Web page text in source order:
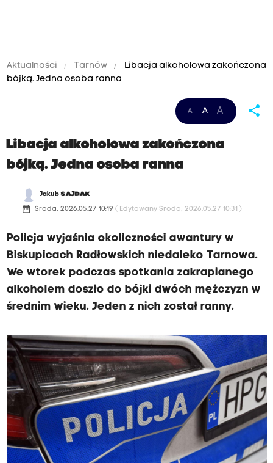
Aktualności Tarnów
Libacja alkoholowa zakończona
bójką. Jedna osoba ranna
A A A share
Libacja alkoholowa zakończona
bójką. Jedna osoba ranna
JakubSAJDAK
date_range Środa, 2026.05.27 10:19 ( Edytowany Środa, 2026.05.27 10:31 )
Policja wyjaśnia okoliczności awantury w
Biskupicach Radłowskich niedaleko Tarnowa.
We wtorek podczas spotkania zakrapianego
alkoholem doszło do bójki dwóch mężczyzn w
średnim wieku. Jeden z nich został ranny.